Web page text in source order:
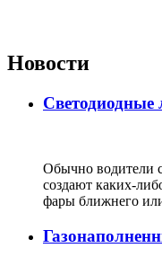
Новости
Светодиодные
Обычно водители
создают каких-
фары ближнего